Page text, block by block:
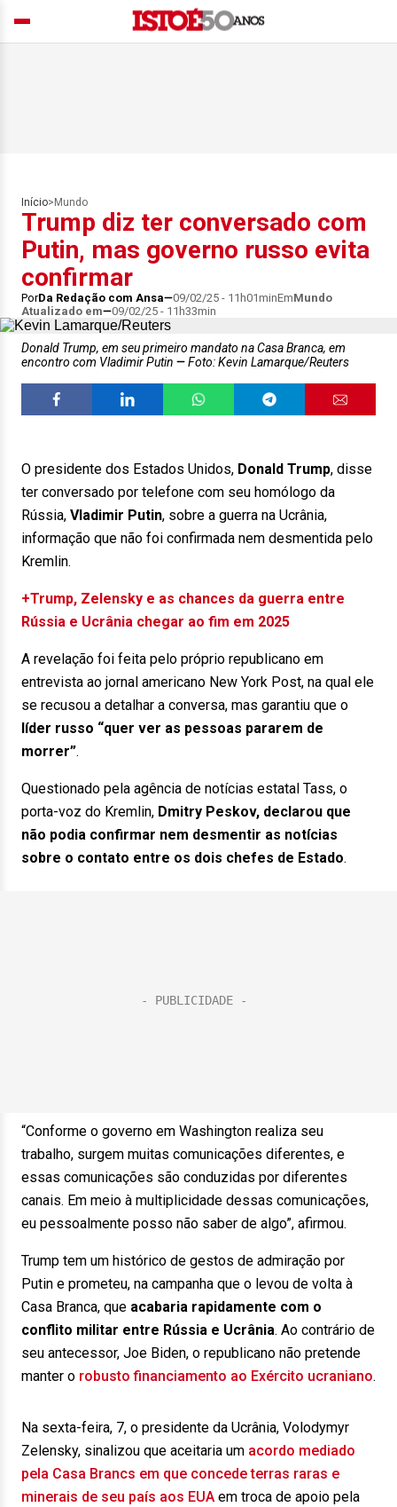
Início> Mundo
Trump diz ter conversado com
Putin, mas governo russo evita
confirmar
PorDa Redação com Ansa 09/02/25 - 11h01minEmMundo
Atualizado em
09/02/25 - 11h33min
Donald Trump, em seu primeiro mandato na Casa Branca, em
encontro com Vladimir Putin
Foto: Kevin Lamarque/Reuters
O presidente dos Estados Unidos, Donald Trump, disse
ter conversado por telefone com seu homólogo da
Rússia, Vladimir Putin, sobre a guerra na Ucrânia,
informação que não foi confirmada nem desmentida pelo
Kremlin.
+Trump, Zelensky e as chances da guerra entre
Rússia e Ucrânia chegar ao fim em 2025
A revelação foi feita pelo próprio republicano em
entrevista ao jornal americano New York Post, na qual ele
se recusou a detalhar a conversa, mas garantiu que o
líder russo “quer ver as pessoas pararem de
morrer”.
Questionado pela agência de notícias estatal Tass, o
porta-voz do Kremlin, Dmitry Peskov, declarou que
não podia confirmar nem desmentir as notícias
sobre o contato entre os dois chefes de Estado.
“Conforme o governo em Washington realiza seu
trabalho, surgem muitas comunicações diferentes, e
essas comunicações são conduzidas por diferentes
canais. Em meio à multiplicidade dessas comunicações,
eu pessoalmente posso não saber de algo”, afirmou.
Trump tem um histórico de gestos de admiração por
Putin e prometeu, na campanha que o levou de volta à
Casa Branca, que acabaria rapidamente com o
conflito militar entre Rússia e Ucrânia. Ao contrário de
seu antecessor, Joe Biden, o republicano não pretende
manter o robusto financiamento ao Exército ucraniano.
Na sexta-feira, 7, o presidente da Ucrânia, Volodymyr
Zelensky, sinalizou que aceitaria um acordo mediado
pela Casa Brancs em que concede terras raras e
minerais de seu país aos EUA em troca de apoio pela